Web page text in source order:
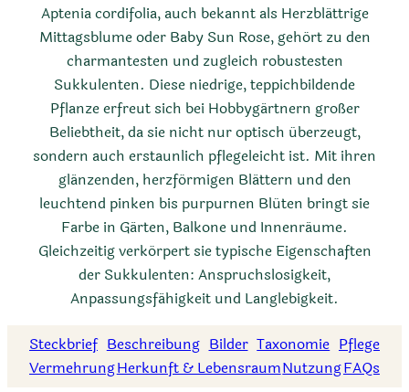
Aptenia cordifolia, auch bekannt als Herzblättrige
Mittagsblume oder Baby Sun Rose, gehört zu den
charmantesten und zugleich robustesten
Sukkulenten. Diese niedrige, teppichbildende
Pflanze erfreut sich bei Hobbygärtnern großer
Beliebtheit, da sie nicht nur optisch überzeugt,
sondern auch erstaunlich pflegeleicht ist. Mit ihren
glänzenden, herzförmigen Blättern und den
leuchtend pinken bis purpurnen Blüten bringt sie
Farbe in Gärten, Balkone und Innenräume.
Gleichzeitig verkörpert sie typische Eigenschaften
der Sukkulenten: Anspruchslosigkeit,
Anpassungsfähigkeit und Langlebigkeit.
Steckbrief Beschreibung Bilder Taxonomie Pflege
VermehrungHerkunft & LebensraumNutzungFAQs